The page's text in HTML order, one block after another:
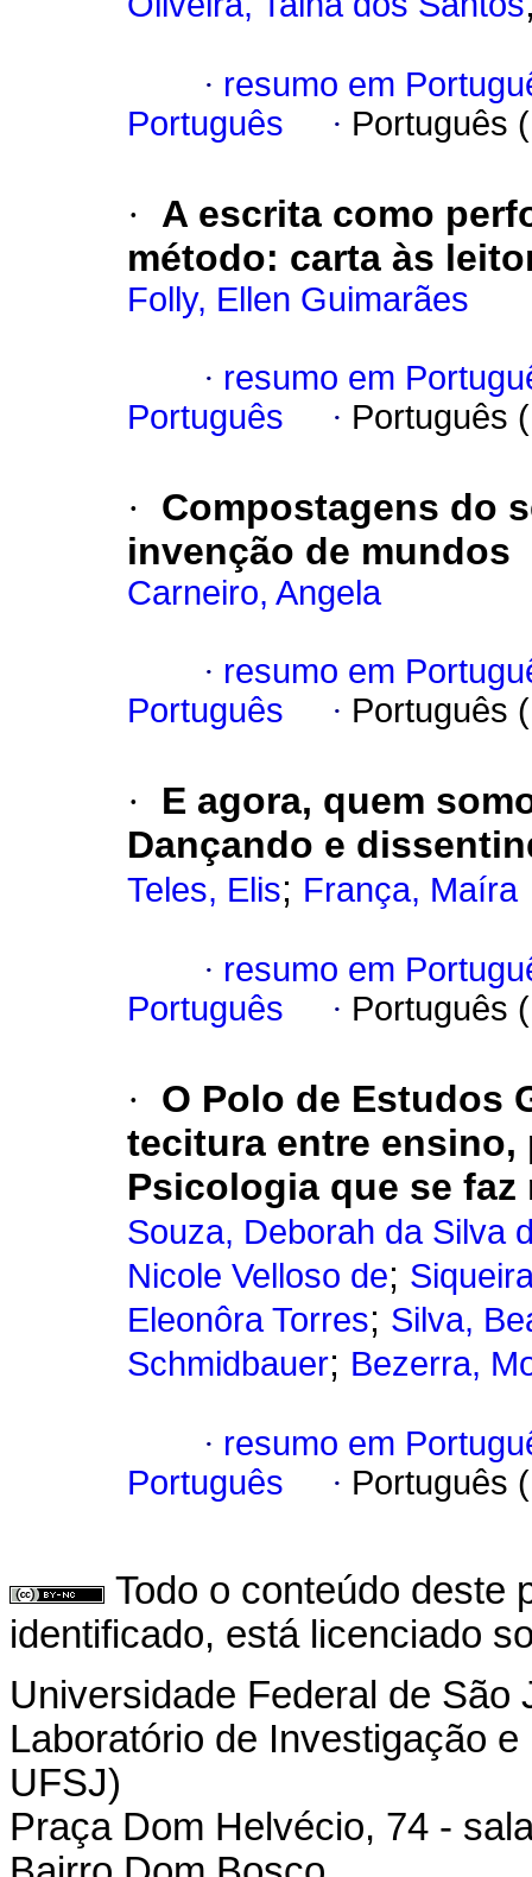
· resumo em
Português
· Português
·
A escrita como
método: carta às
Folly, Ellen Guimarães
· resumo em
Português
· Português
·
Compostagens do
invenção de mundos
Carneiro, Angela
· resumo em
Português
· Português
·
E agora, quem
Dançando e
Teles, Elis; França, Maíra
· resumo em
Português
· Português
·
O Polo de Estudos
tecitura entre ensino,
Psicologia que se
Souza, Deborah da Silva
Nicole Velloso de;
Eleonôra Torres; Silva,
Schmidbauer; Bezerra,
· resumo em
Português
· Português
Todo o conteúdo deste
identificado, está licenciado
Universidade Federal de São
Laboratório de Investigação
UFSJ)
Praça Dom Helvécio, 74 -